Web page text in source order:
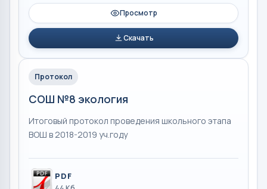
Просмотр
Скачать
Протокол
СОШ №8 экология
Итоговый протокол проведения школьного этапа
ВОШ в 2018-2019 уч.году
PDF